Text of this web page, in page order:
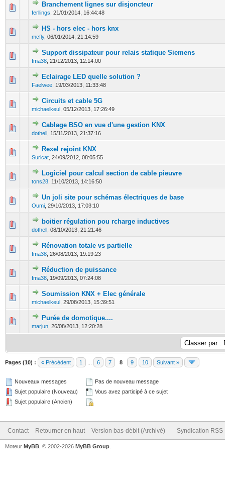
Branchement lignes sur disjoncteur
ferllings 21/01/2014, 16:44:48
0 Votes - 0 sur 5 en moyenne
123 45
HS - hors elec - hors knx
mcfly, 06/01/2014, 21:14:59
0 Votes - 0 sur 5 en moyenne
1 234
Support dissipateur pour relais statique Siemens
fma38 21/12/2013, 12:14:00
0 Votes - 0 sur 5 en moyenne
1234 5
Eclairage LED quelle solution ?
Faelwee 19/03/2013, 11:33:48
0 Votes - 0 sur 5 en moyenne
1 2345
Circuits et cable 5G
michaelkeul 05/12/2013, 17:26:49
0 Votes - 0 sur 5 en moyenne
Cablage BSO en vue d'une gestion KNX
dothell 15/11/2013, 21:37:16
0 Votes - 0 sur 5 en moyenne
1 2 345
Rexel rejoint KNX
Suricat 24/09/2012, 08:05:55
0 Votes - 0 sur 5 en moyenne
Logiciel pour calcul section de cable pieuvre
tons28 11/10/2013, 14:16:50
0 Votes - 0 sur 5 en moyenne
12345
Un joli site pour schémas électriques de base
Oumi 29/10/2013, 17:03:10
0 Votes - 0 sur 5 en moyenne
12345
boitier régulation pou rcharge inductives
dothell 08/10/2013, 21:21:46
0 Votes - 0 sur 5 en moyenne
12 345
Rénovation totale vs partielle
fma38 26/08/2013, 19:19:23
0 Votes - 0 sur 5 en moyenne
1 2345
Réduction de puissance
fma38 19/09/2013, 07:24:08
0 Votes - 0 sur 5 en moyenne
1234
Soumission KNX + Elec générale
michaelkeul 29/08/2013, 15:39:51
0 Votes - 0 sur 5 en moyenne
12345
Purée de domotique....
marjun 26/08/2013, 12:20:28
0 Votes - 0 sur 5 en moyenne
123
Pages (10) : « Précédent 1 6 7 8 9 10 Suivant »
Nouveaux messages
Sujet populaire (Nouveau)
Sujet populaire (Ancien)
Pas de nouveau message
Vous avez participé à ce sujet
Contact Retourner en haut Version bas-débit (Archivé) Syndication RSS
Moteur MyBB , © 2002-2026 MyBB Group